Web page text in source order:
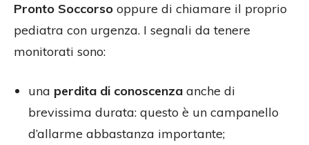
Pronto Soccorso oppure di chiamare il proprio
pediatra con urgenza. I segnali da tenere
monitorati sono:
una perdita di conoscenza anche di
brevissima durata: questo è un campanello
d’allarme abbastanza importante;